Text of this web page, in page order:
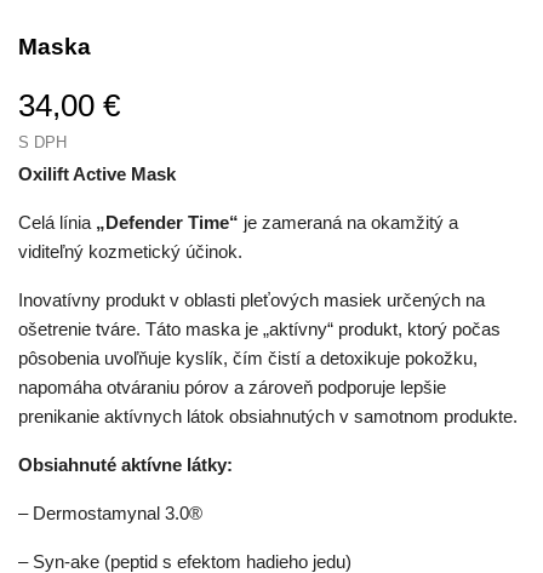
Maska
34,00 €
S DPH
Oxilift Active Mask
Celá línia „Defender Time“ je zameraná na okamžitý a
viditeľný kozmetický účinok.
Inovatívny produkt v oblasti pleťových masiek určených na
ošetrenie tváre. Táto maska je „aktívny“ produkt, ktorý počas
pôsobenia uvoľňuje kyslík, čím čistí a detoxikuje pokožku,
napomáha otváraniu pórov a zároveň podporuje lepšie
prenikanie aktívnych látok obsiahnutých v samotnom produkte.
Obsiahnuté aktívne látky:
– Dermostamynal 3.0®
– Syn-ake (peptid s efektom hadieho jedu)